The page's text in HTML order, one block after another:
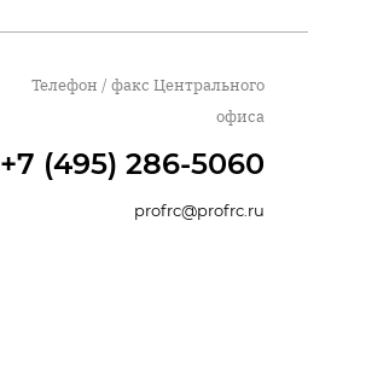
Телефон / факс Центрального
офиса
+7 (495) 286-5060
profrc@profrc.ru